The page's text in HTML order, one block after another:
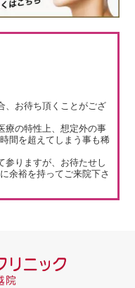
、お待ち頂くことがござ
療の特性上、想定外の事
間を超えてしまう事も稀
参りますが、お待たせし
余裕を持ってご来院下さ